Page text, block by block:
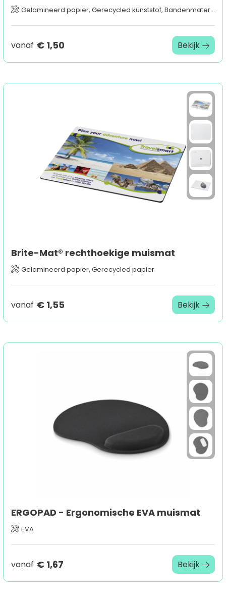
Gelamineerd papier, Gerecycled kunststof, Bandenmateriaal
vanaf € 1,50 Bekijk
Brite-Mat® rechthoekige muismat
Gelamineerd papier, Gerecycled papier
vanaf € 1,55 Bekijk
ERGOPAD - Ergonomische EVA muismat
EVA
vanaf € 1,67 Bekijk